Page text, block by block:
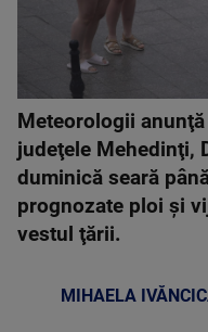
Meteorologii
judeţele Mehedinţi,
duminică seară
prognozate ploi şi
vestul ţării.
MIHAELA